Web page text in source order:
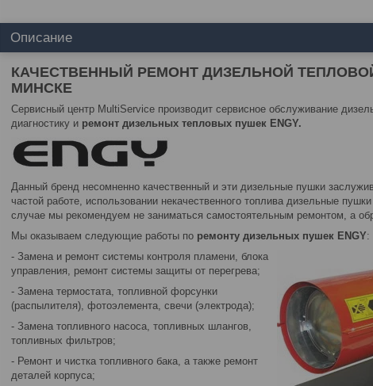
Описание
КАЧЕСТВЕННЫЙ РЕМОНТ ДИЗЕЛЬНОЙ
МИНСКЕ
Сервисный центр MultiService производит сервисное обслуживание
диагностику и ремонт дизельных тепловых пушек ENGY.
Данный бренд несомненно качественный и эти дизельные пушки
частой работе, использовании некачественного топлива дизельные
случае мы рекомендуем не заниматься самостоятельным ремонтом, а
Мы оказываем следующие работы по ремонту дизельных пушек ENGY:
- Замена и ремонт системы контроля пламени, блока
управления, ремонт системы защиты от перегрева;
- Замена термостата, топливной форсунки
(распылителя), фотоэлемента, свечи (электрода);
- Замена топливного насоса, топливных шлангов,
топливных фильтров;
- Ремонт и чистка топливного бака, а также ремонт
деталей корпуса;